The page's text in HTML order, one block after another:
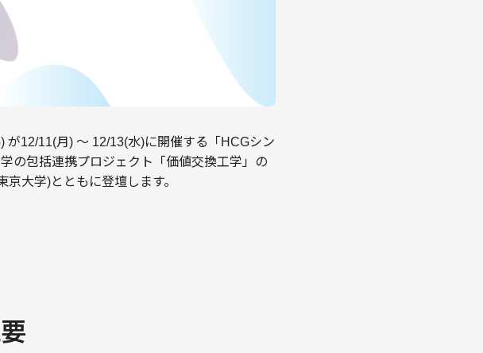
12/11(月) 〜 12/13(水)に開催する「HCGシン
の包括連携プロジェクト「価値交換工学」の
大学)とともに登壇します。